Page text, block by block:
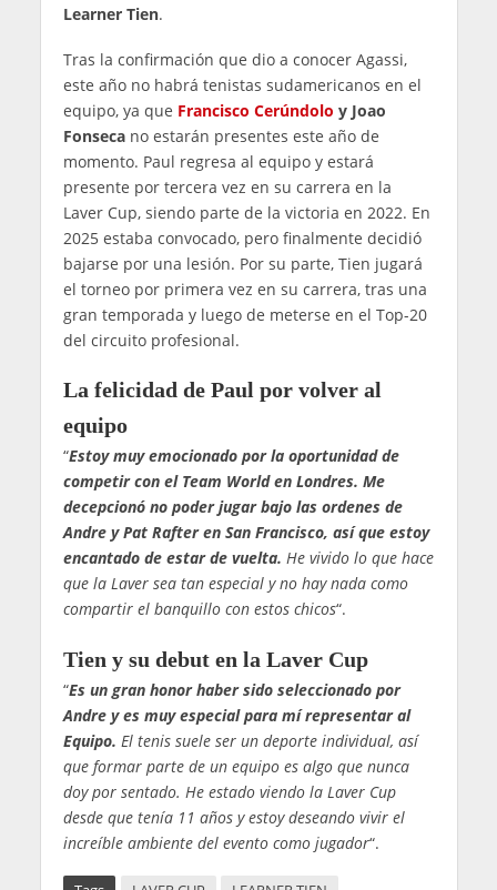
Learner Tien.
Tras la confirmación que dio a conocer Agassi,
este año no habrá tenistas sudamericanos en el
equipo, ya que Francisco Cerúndolo y Joao
Fonsecano estarán presentes este año de
momento. Paul regresa al equipo y estará
presente por tercera vez en su carrera en la
Laver Cup, siendo parte de la victoria en 2022. En
2025 estaba convocado, pero finalmente decidió
bajarse por una lesión. Por su parte, Tien jugará
el torneo por primera vez en su carrera, tras una
gran temporada y luego de meterse en el Top-20
del circuito profesional.
La felicidad de Paul por volver al
equipo
“Estoy muy emocionado por la oportunidad de
competir con el Team World en Londres. Me
decepcionó no poder jugar bajo las ordenes de
Andre y Pat Rafter en San Francisco, así que estoy
encantado de estar de vuelta. He vivido lo que hace
que la Laver sea tan especial y no hay nada como
compartir el banquillo con estos chicos“.
Tien y su debut en la Laver Cup
“Es un gran honor haber sido seleccionado por
Andre y es muy especial para mí representar al
Equipo. El tenis suele ser un deporte individual, así
que formar parte de un equipo es algo que nunca
doy por sentado. He estado viendo la Laver Cup
desde que tenía 11 años y estoy deseando vivir el
increíble ambiente del evento como jugador“.